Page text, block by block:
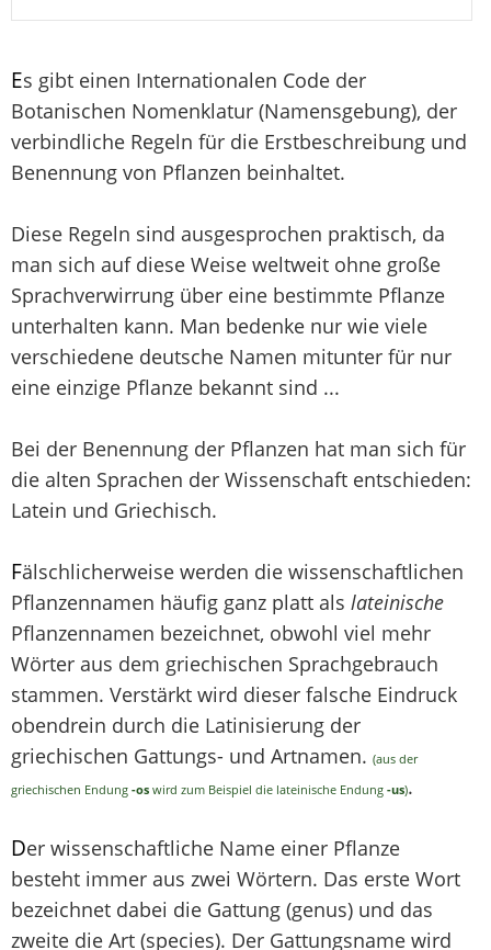
Es gibt einen Internationalen Code der
Botanischen Nomenklatur (Namensgebung), der
verbindliche Regeln für die Erstbeschreibung und
Benennung von Pflanzen beinhaltet.
Diese Regeln sind ausgesprochen praktisch, da
man sich auf diese Weise weltweit ohne große
Sprachverwirrung über eine bestimmte Pflanze
unterhalten kann. Man bedenke nur wie viele
verschiedene deutsche Namen mitunter für nur
eine einzige Pflanze bekannt sind ...
Bei der Benennung der Pflanzen hat man sich für
die alten Sprachen der Wissenschaft entschieden:
Latein und Griechisch.
Fälschlicherweise werden die wissenschaftlichen
Pflanzennamen häufig ganz platt als lateinische
Pflanzennamen bezeichnet, obwohl viel mehr
Wörter aus dem griechischen Sprachgebrauch
stammen. Verstärkt wird dieser falsche Eindruck
obendrein durch die Latinisierung der
griechischen Gattungs- und Artnamen. (aus der
griechischen Endung -os wird zum Beispiel die lateinische Endung -us).
Der wissenschaftliche Name einer Pflanze
besteht immer aus zwei Wörtern. Das erste Wort
bezeichnet dabei die Gattung (genus) und das
zweite die Art (species). Der Gattungsname wird